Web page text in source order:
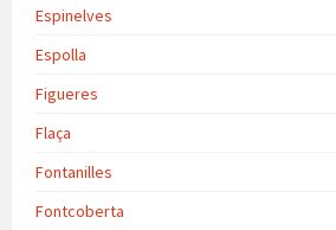
Espinelves
Espolla
Figueres
Flaça
Fontanilles
Fontcoberta